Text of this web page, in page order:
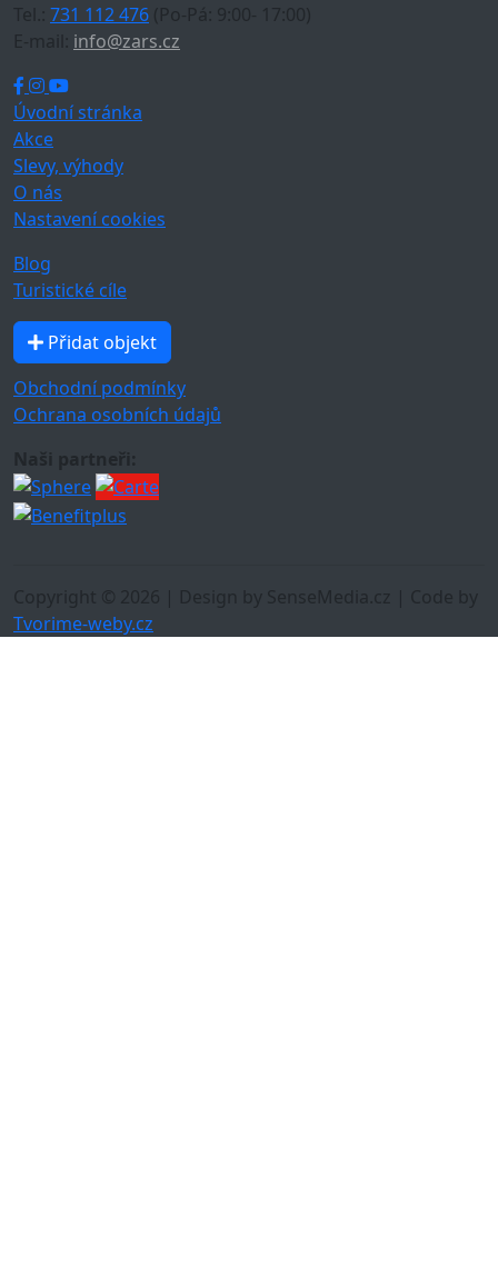
Tel.: 731 112 476 (Po-Pá: 9:00- 17:00)
E-mail: info@zars.cz
Úvodní stránka
Akce
Slevy, výhody
O nás
Nastavení cookies
Blog
Turistické cíle
Přidat objekt
Obchodní podmínky
Ochrana osobních údajů
Naši partneři:
Copyright © 2026 | Design by SenseMedia.cz | Code by
Tvorime-weby.cz